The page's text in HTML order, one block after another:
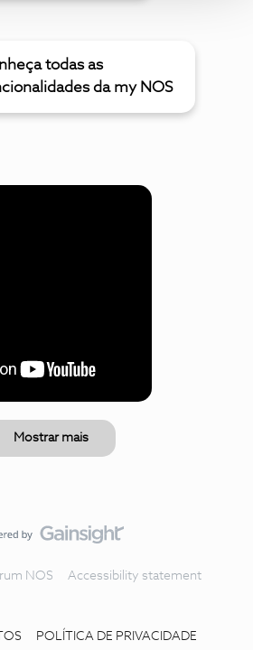
todas as
da my NOS
Mostrar mais
NOS Accessibility statement
POLÍTICA DE PRIVACIDADE